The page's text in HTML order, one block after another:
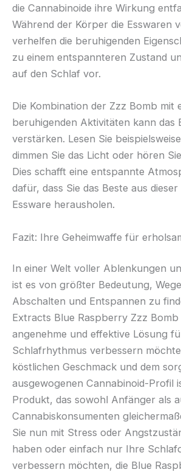
die Cannabinoide ihre Wirkung
Während der Körper die Esswaren
verhelfen die beruhigenden
zu einem entspannteren Zustand
auf den Schlaf vor.
Die Kombination der Zzz Bomb mit
beruhigenden Aktivitäten kann das
verstärken. Lesen Sie
dimmen Sie das Licht oder hören
Dies schafft eine entspannte
dafür, dass Sie das Beste aus
Essware herausholen.
Fazit: Ihre Geheimwaffe für
In einer Welt voller Ablenkungen
ist es von größter Bedeutung,
Abschalten und Entspannen zu
Extracts Blue Raspberry Zzz Bomb
angenehme und effektive Lösung
Schlafrhythmus verbessern
köstlichen Geschmack und dem
ausgewogenen Cannabinoid-Profil
Produkt, das sowohl Anfänger als
Cannabiskonsumenten
Sie nun mit Stress oder
haben oder einfach nur Ihre
verbessern möchten, die Blue